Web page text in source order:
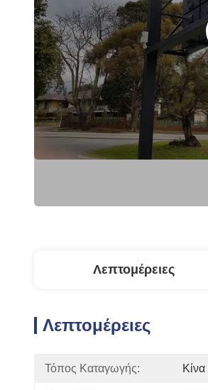
Λεπτομέρειες
Λεπτομέρειες
Τόπος Καταγωγής: Κίνα